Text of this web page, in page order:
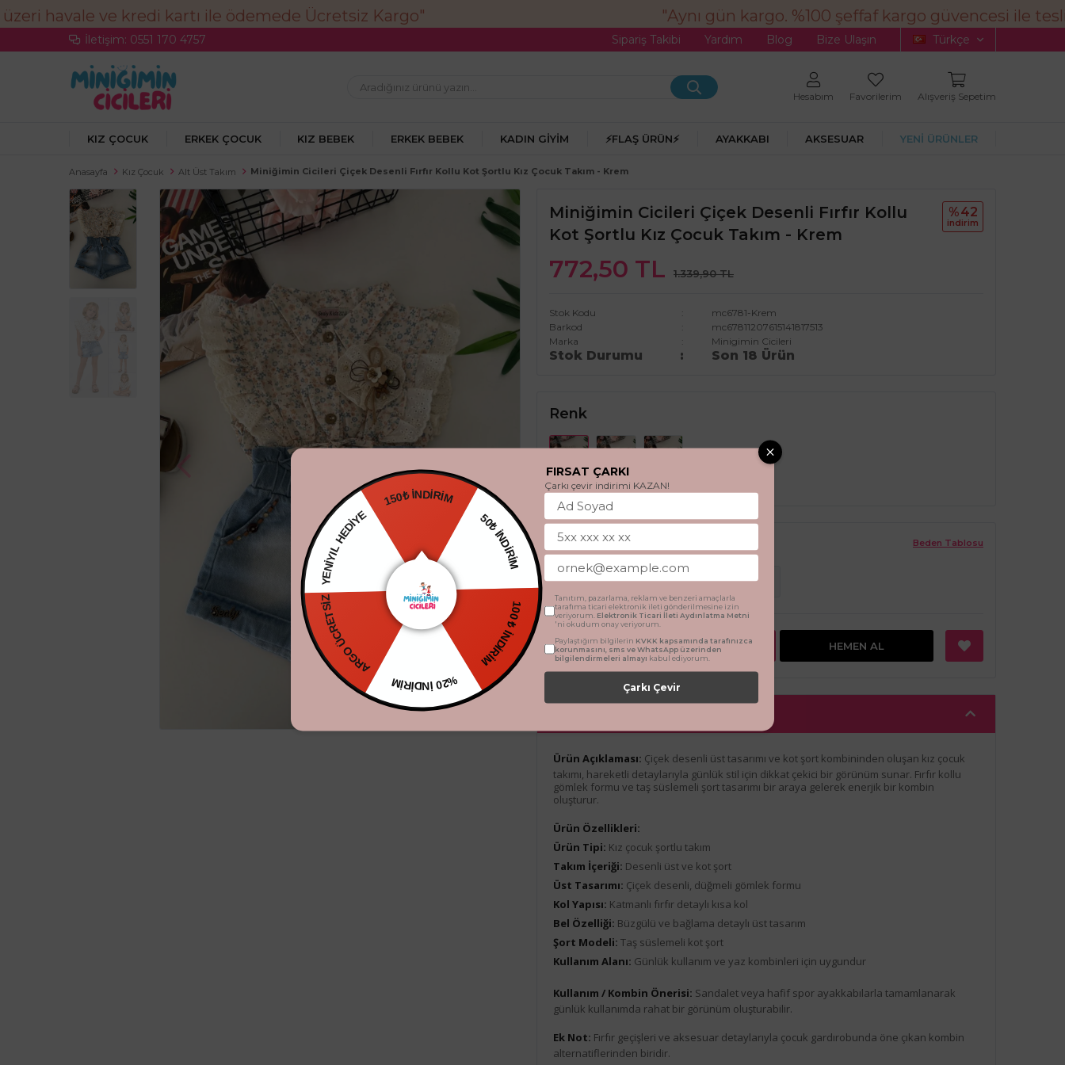
"Aynı gün kargo. %100 şeffaf kargo güvencesi ile
İletişim: 0551 170 4757 Sipariş Takibi Yardım Blog Bize Ulaşın Türkçe
Hesabım Favorilerim Alışveriş Sepetim
KIZ ÇOCUK ERKEK ÇOCUK KIZ BEBEK ERKEK BEBEK KADIN GIYIM ⚡FLAŞ ÜRÜN⚡ AYAKKABI AKSESUAR YENİ ÜRÜNLER
Anasayfa Kız Çocuk Alt Üst Takım Miniğimin Cicileri Çiçek Desenli Fırfır Kollu Kot Şortlu Kız Çocuk Takım - Krem
Miniğimin Cicileri Çiçek Desenli Fırfır Kollu
Kot Şortlu Kız Çocuk Takım - Krem
772,50 TL 1.339,90 TL
%42
i̇ndi̇ri̇m
Stok Kodu
mc6781-Krem
Barkod
mc67811207615141817513
Marka
Minigimin Cicileri
Stok Durumu Son 18 Ürün
Renk
Beden Tablosu
Beden
3 Yaş 4 Yaş 5 Yaş 6 Yaş
SEPETE EKLE HEMEN AL
Ürün Açıklaması: Çiçek desenli üst tasarımı ve kot şort kombininden oluşan kız çocuk
takımı, hareketli detaylarıyla günlük stil için dikkat çekici bir görünüm sunar. Fırfır kollu
gömlek formu ve taş süslemeli şort tasarımı bir araya gelerek enerjik bir kombin
oluşturur.
Ürün Özellikleri:
Ürün Tipi: Kız çocuk şortlu takım
Takım İçeriği: Desenli üst ve kot şort
Üst Tasarımı: Çiçek desenli, düğmeli gömlek formu
Kol Yapısı: Katmanlı fırfır detaylı kısa kol
Bel Özelliği: Büzgülü ve bağlama detaylı üst tasarım
Şort Modeli: Taş süslemeli kot şort
Kullanım Alanı: Günlük kullanım ve yaz kombinleri için uygundur
Kullanım / Kombin Önerisi: Sandalet veya hafif spor ayakkabılarla tamamlanarak
günlük kullanımda rahat bir görünüm oluşturabilir.
Ek Not: Fırfır geçişleri ve aksesuar detaylarıyla çocuk gardırobunda öne çıkan kombin
alternatiflerinden biridir.
150₺ İNDİRİM 50₺ İNDİRİM
100 ₺ İNDİRİM
%20 İNDİRİM
KARGO ÜCRETSİZ
YENİYIL HEDİYE
FIRSAT ÇARKI
Çarkı çevir indirimi KAZAN!
Tanıtım, pazarlama, reklam ve benzeri amaçlarla
tarafıma ticari elektronik ileti gönderilmesine izin
veriyorum. Elektronik Ticari İleti Aydınlatma Metni
'ni okudum onay veriyorum.
Paylaştığım bilgilerin KVKK kapsamında tarafınızca
korunmasını, sms ve WhatsApp üzerinden
bilgilendirmeleri almayı kabul ediyorum.
Çarkı Çevir